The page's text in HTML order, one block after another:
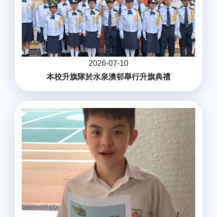
2026-07-10
本校升旗隊於水泉澳邨舉行升旗典禮